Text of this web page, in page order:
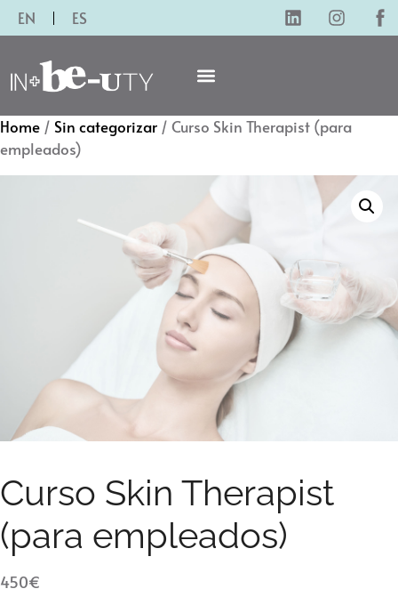
EN ES
Home / Sin categorizar / Curso Skin Therapist (para
empleados)
Curso Skin Therapist
(para empleados)
450€